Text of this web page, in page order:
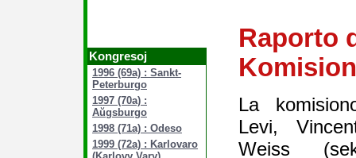
Kongresoj
1996 (69a) : Sankt-
Peterburgo
1997 (70a) :
Aŭgsburgo
1998 (71a) : Odeso
1999 (72a) : Karlovaro
Raporto
La
Levi,
Weiss